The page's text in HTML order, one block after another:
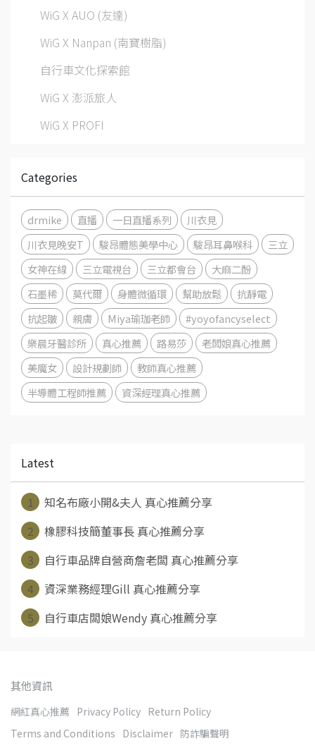
WiG X AUO (友達)
WiG X Nanpan (南寶樹脂)
自行車文化探索館
WiG X 澎派旅人
WiG X PROFI
Categories
drmike 直播 一日直播系列
川衣見
川衣見晚安T
駿昂體態美學中心 駿昂耳鼻喉科
三立
女神在線
三立電視台 三立都會台
大麻二酚
石墨稀
莫代爾 身體微循環 幫助放鬆
抗靜電
抗起皺
親膚 Miya瑜珈老師
#yoyofancyselect
樂晨牙醫診所
真心推薦 路易莎
老闆娘真心推薦
美魔女
設計規劃師
教師真心推薦
半導體工程師推薦
資深經理真心推薦
Latest
1
知名布廠小開&夫人 真心推薦分享
2
橡膠科技簡董事長 真心推薦分享
3
自行車品牌自營商詹老闆 真心推薦分享
4
資深業務經理Gill 真心推薦分享
5
自行車店闆娘Wendy 真心推薦分享
其他資訊
網紅真心推薦 Privacy Policy Return Policy
Terms and Conditions Disclaimer 防詐騙聲明